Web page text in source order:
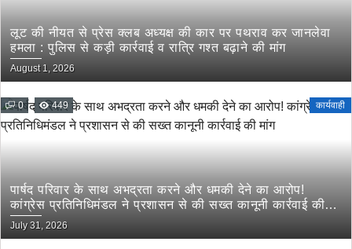
लूट की नीयत से प्रेस क्लब अध्यक्ष की कार पर पथराव कर जानलेवा
हमला : पुलिस से कड़ी कार्रवाई व रात्रि गश्त बढ़ाने की मांग
August 1, 2026
0 449 कार्यवाही
पार्षद परिवार के साथ अभद्रता करने और धमकी देने का आरोप!
कांग्रेस प्रतिनिधिमंडल ने प्रशासन से की सख्त कानूनी कार्रवाई की
मांग
July 31, 2026